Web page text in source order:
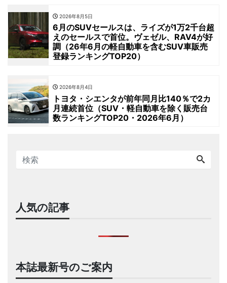
2026年8月5日
6月のSUVセールスは、ライズが1万2千台超
えのセールスで首位。ヴェゼル、RAV4が好
調（26年6月の軽自動車を含むSUV車販売
登録ランキングTOP20）
2026年8月4日
トヨタ・シエンタが前年同月比140％で2カ
月連続首位（SUV・軽自動車を除く販売台
数ランキングTOP20・2026年6月）
人気の記事
本誌最新号のご案内